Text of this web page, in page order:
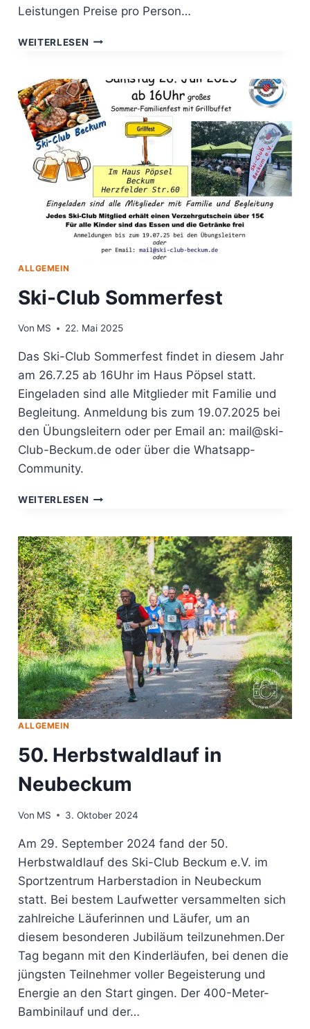
Leistungen Preise pro Person…
WEITERLESEN SKIFREIZEIT
MIT
DEM
SKI-
CLUB
BECKUM
VIEHHOFEN
ALLGEMEIN
Ski-Club Sommerfest
Von MS 22. Mai 2025
Das Ski-Club Sommerfest findet in diesem Jahr
am 26.7.25 ab 16Uhr im Haus Pöpsel statt.
Eingeladen sind alle Mitglieder mit Familie und
Begleitung. Anmeldung bis zum 19.07.2025 bei
den Übungsleitern oder per Email an: mail@ski-
Club-Beckum.de oder über die Whatsapp-
Community.
WEITERLESEN SKI-
ALLGEMEIN
50. Herbstwaldlauf in
Neubeckum
Von MS 3. Oktober 2024
Am 29. September 2024 fand der 50.
Herbstwaldlauf des Ski-Club Beckum e.V. im
Sportzentrum Harberstadion in Neubeckum
statt. Bei bestem Laufwetter versammelten sich
zahlreiche Läuferinnen und Läufer, um an
diesem besonderen Jubiläum teilzunehmen.Der
Tag begann mit den Kinderläufen, bei denen die
jüngsten Teilnehmer voller Begeisterung und
Energie an den Start gingen. Der 400-Meter-
Bambinilauf und der…